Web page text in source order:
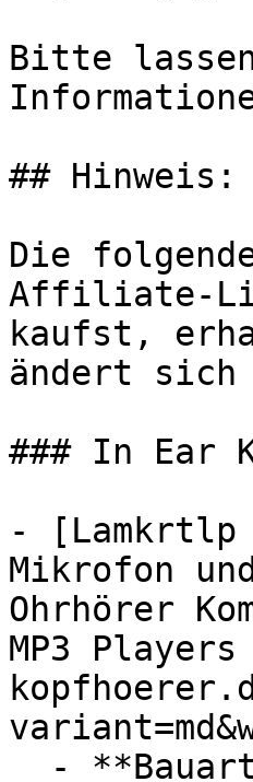
Bitte
##
Die
Affiliate-
kaufst,
ändert
### In Ear
- [Lamkrtlp
Mikrofon
Ohrhörer
MP3